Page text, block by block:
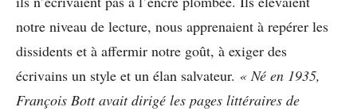
notre niveau de lecture, nous apprenaient à repérer les
dissidents et à affermir notre goût, à exiger des
écrivains un style et un élan salvateur. « Né en 1935,
François Bott avait dirigé les pages littéraires de